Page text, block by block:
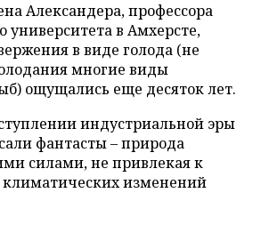
Александера, профессора
университета в Амхерсте,
в виде голода (не
многие виды
ощущались еще десяток лет.
индустриальной эры
фантасты – природа
силами, не привлекая к
изменений